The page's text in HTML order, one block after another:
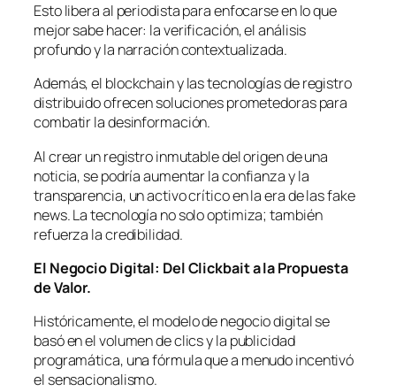
Esto libera al periodista para enfocarse en lo que
mejor sabe hacer: la verificación, el análisis
profundo y la narración contextualizada.
Además, el blockchain y las tecnologías de registro
distribuido ofrecen soluciones prometedoras para
combatir la desinformación.
Al crear un registro inmutable del origen de una
noticia, se podría aumentar la confianza y la
transparencia, un activo crítico en la era de las fake
news. La tecnología no solo optimiza; también
refuerza la credibilidad.
El Negocio Digital: Del Clickbait a la Propuesta
de Valor.
Históricamente, el modelo de negocio digital se
basó en el volumen de clics y la publicidad
programática, una fórmula que a menudo incentivó
el sensacionalismo.